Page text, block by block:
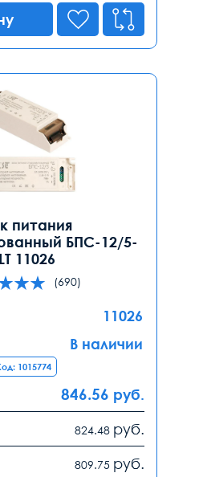
питания
БПС-12/5-
11026
(690)
11026
В наличии
1015774
846.56 руб.
824.48 руб.
809.75 руб.